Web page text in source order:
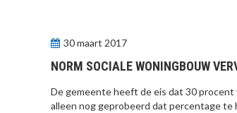
30 maart 2017
NORM SOCIALE WONINGBOUW
De gemeente heeft de eis dat 30
alleen nog geprobeerd dat percentage te